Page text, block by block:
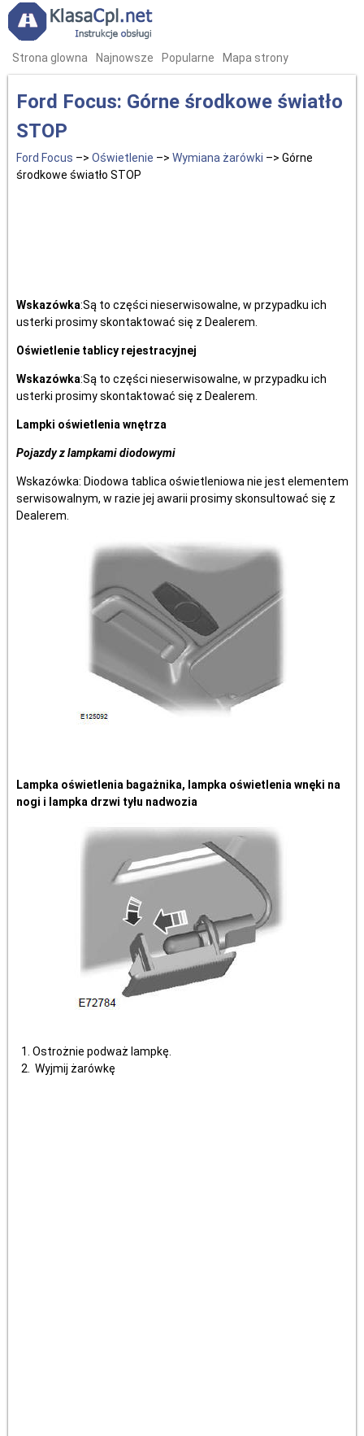
Strona glowna Najnowsze Popularne Mapa strony
Ford Focus: Górne środkowe światło
STOP
Ford Focus –> Oświetlenie –> Wymiana żarówki –> Górne
środkowe światło STOP
Wskazówka:Są to części nieserwisowalne, w przypadku ich
usterki prosimy skontaktować się z Dealerem.
Oświetlenie tablicy rejestracyjnej
Wskazówka:Są to części nieserwisowalne, w przypadku ich
usterki prosimy skontaktować się z Dealerem.
Lampki oświetlenia wnętrza
Pojazdy z lampkami diodowymi
Wskazówka: Diodowa tablica oświetleniowa nie jest elementem
serwisowalnym, w razie jej awarii prosimy skonsultować się z
Dealerem.
Lampka oświetlenia bagażnika, lampka oświetlenia wnęki na
nogi i lampka drzwi tyłu nadwozia
Ostrożnie podważ lampkę.
Wyjmij żarówkę